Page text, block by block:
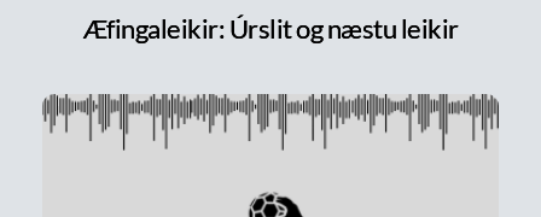
Æfingaleikir: Úrslit og næstu leikir